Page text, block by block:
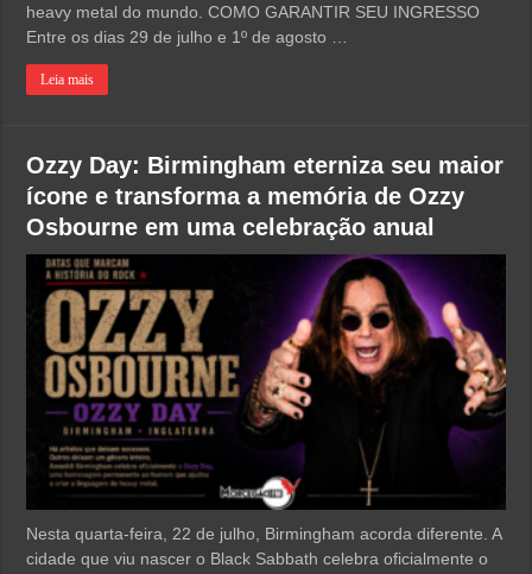
heavy metal do mundo. COMO GARANTIR SEU INGRESSO
Entre os dias 29 de julho e 1º de agosto …
Leia mais
Ozzy Day: Birmingham eterniza seu maior
ícone e transforma a memória de Ozzy
Osbourne em uma celebração anual
Nesta quarta-feira, 22 de julho, Birmingham acorda diferente. A
cidade que viu nascer o Black Sabbath celebra oficialmente o